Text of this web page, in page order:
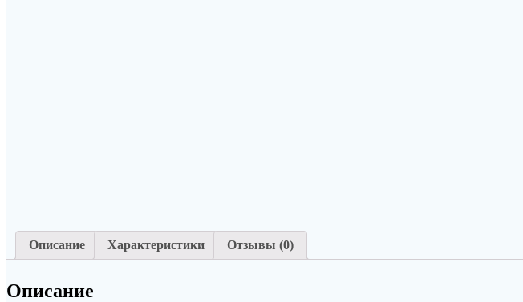
Описание Характеристики Отзывы (0)
Описание